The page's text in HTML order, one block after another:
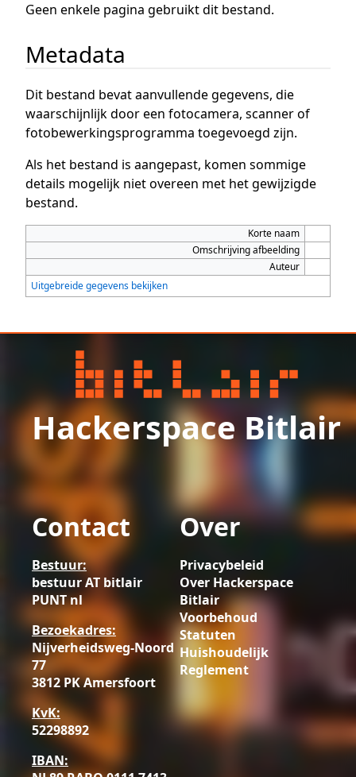
Geen enkele pagina gebruikt dit bestand.
Metadata
Dit bestand bevat aanvullende gegevens, die
waarschijnlijk door een fotocamera, scanner of
fotobewerkingsprogramma toegevoegd zijn.
Als het bestand is aangepast, komen sommige
details mogelijk niet overeen met het gewijzigde
bestand.
Korte naam
Omschrijving afbeelding
Auteur
Uitgebreide gegevens bekijken
Hackerspace Bitlair
Contact
Bestuur:
bestuur AT bitlair
PUNT nl
Bezoekadres:
Nijverheidsweg-Noord
77
3812 PK Amersfoort
KvK:
52298892
IBAN:
Over
Privacybeleid
Over Hackerspace
Bitlair
Voorbehoud
Statuten
Huishoudelijk
Reglement